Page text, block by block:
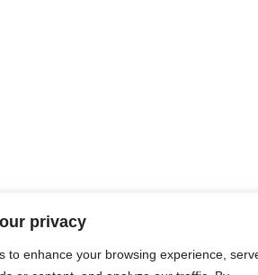
privacy
to enhance your browsing experience,